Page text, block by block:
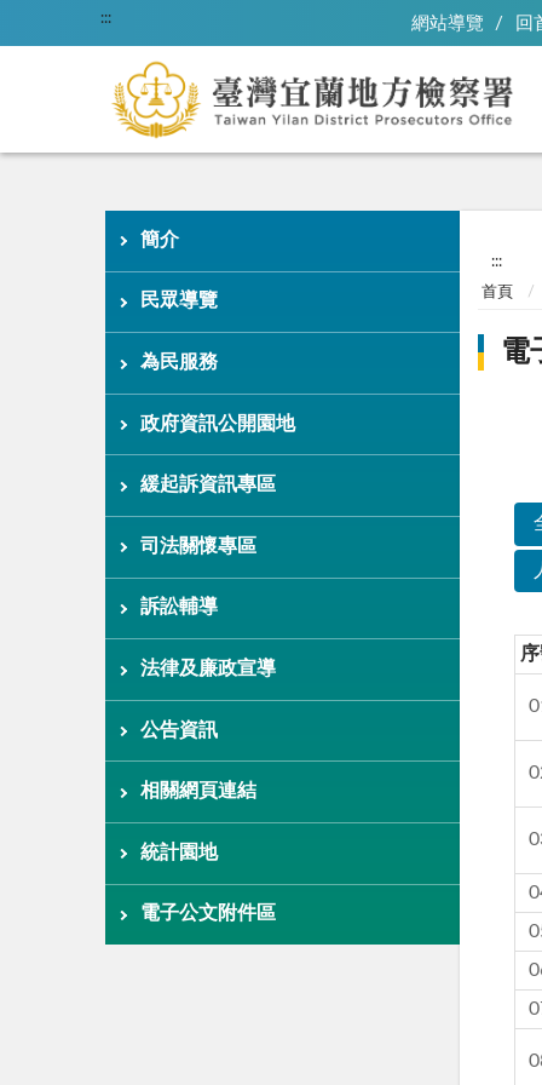
::: 網站導覽 回
簡介
民眾導覽
為民服務
政府資訊公開園地
緩起訴資訊專區
司法關懷專區
訴訟輔導
法律及廉政宣導
公告資訊
相關網頁連結
統計園地
電子公文附件區
:::
首頁
電